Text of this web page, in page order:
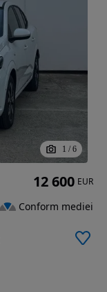
1 / 6
12 600 EUR
Conform mediei